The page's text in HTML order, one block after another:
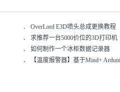
． OverLord E3D喷头总成更换教程
． 求推荐一台5000价位的3D打印机
． 如何制作一个冰柜数据记录器
．
【温度报警器】基于Mind+